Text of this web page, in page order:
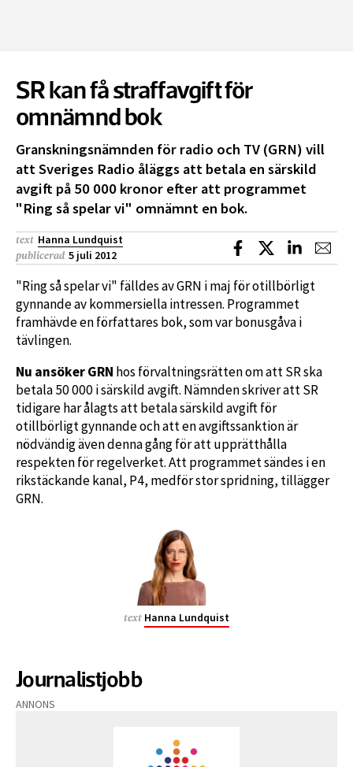
SR kan få straffavgift för
omnämnd bok
Granskningsnämnden för radio och TV (GRN) vill
att Sveriges Radio åläggs att betala en särskild
avgift på 50 000 kronor efter att programmet
"Ring så spelar vi" omnämnt en bok.
text Hanna Lundquist
publicerad 5 juli 2012
Dela på Facebook
Dela på XDela på
"Ring så spelar vi" fälldes av GRN i maj för otillbörligt
gynnande av kommersiella intressen. Programmet
framhävde en författares bok, som var bonusgåva i
tävlingen.
Nu ansöker GRN hos förvaltningsrätten om att SR ska
betala 50 000 i särskild avgift. Nämnden skriver att SR
tidigare har ålagts att betala särskild avgift för
otillbörligt gynnande och att en avgiftssanktion är
nödvändig även denna gång för att upprätthålla
respekten för regelverket. Att programmet sändes i en
rikstäckande kanal, P4, medför stor spridning, tillägger
GRN.
text Hanna Lundquist
Journalistjobb
ANNONS